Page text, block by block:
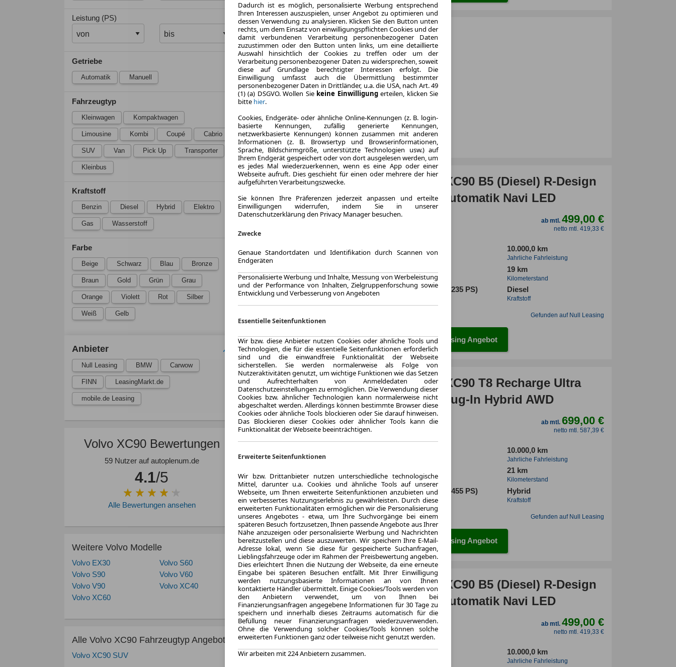
Leistung (PS)
Getriebe
Automatik Manuell
Fahrzeugtyp
Kleinwagen Kompaktwagen
Limousine Kombi Coupé Cabrio
SUV Van Pick Up Transporter
Kleinbus
Kraftstoff
Benzin Diesel Hybrid Elektro
Gas Wasserstoff
Farbe
Beige Schwarz Blau Bronze
Braun Gold Grün Grau
Orange Violett Rot Silber
Weiß Gelb
Anbieter
Null Leasing BMW Carwow
FINN LeasingMarkt.de
mobile.de Leasing
Volvo XC90 Bewertungen
59 Nutzer auf autoplenum.de
4.1/5
Alle Bewertungen ansehen
Weitere Volvo Modelle
Volvo EX30
Volvo S60
Volvo S90
Volvo V60
Volvo V90
Volvo XC40
Volvo XC60
Alle Volvo XC90 Fahrzeugtyp Angebote
Volvo XC90 SUV
Volvo XC90 B5 (Diesel) R-Design
AWD Automatik Navi LED
ab mtl.499,00 €
netto mtl. 419,33 €
10.000,0 km
Jahrliche Fahrleistung
Laufzeit
19 km
Kilometerstand
ca. 173 kW (235 PS) Diesel
Kraftstoff
Gefunden auf Null Leasing
Zum Leasing Angebot
LEASING
Volvo XC90 T8 Recharge Ultra
Dark Plug-In Hybrid AWD
ab mtl.699,00 €
netto mtl. 587,39 €
10.000,0 km
Jahrliche Fahrleistung
Laufzeit
21 km
Kilometerstand
ca. 335 kW (455 PS)
Leistung
Hybrid
Kraftstoff
Gefunden auf Null Leasing
Zum Leasing Angebot
LEASING
Volvo XC90 B5 (Diesel) R-Design
AWD Automatik Navi LED
ab mtl.499,00 €
netto mtl. 419,33 €
6.2022 10.000,0 km
Jahrliche Fahrleistung
LEASING
Dadurch ist es möglich, personalisierte Werbung entsprechend
Ihren Interessen auszuspielen, unser Angebot zu optimieren und
dessen Verwendung zu analysieren. Klicken Sie den Button unten
rechts, um dem Einsatz von einwilligungspflichten Cookies und der
damit verbundenen Verarbeitung personenbezogener Daten
zuzustimmen oder den Button unten links, um eine detaillierte
Auswahl hinsichtlich der Cookies zu treffen oder um der
Verarbeitung personenbezogener Daten zu widersprechen, soweit
diese auf Grundlage berechtigter Interessen erfolgt. Die
Einwilligung umfasst auch die Übermittlung bestimmter
personenbezogener Daten in Drittländer, u.a. die USA, nach Art. 49
(1) (a) DSGVO. Wollen Sie keine Einwilligungerteilen, klicken Sie
bitte hier.
Cookies, Endgeräte- oder ähnliche Online-Kennungen (z. B. login-
basierte Kennungen, zufällig generierte Kennungen,
netzwerkbasierte Kennungen) können zusammen mit anderen
Informationen (z. B. Browsertyp und Browserinformationen,
Sprache, Bildschirmgröße, unterstützte Technologien usw.) auf
Ihrem Endgerät gespeichert oder von dort ausgelesen werden, um
es jedes Mal wiederzuerkennen, wenn es eine App oder einer
Webseite aufruft. Dies geschieht für einen oder mehrere der hier
aufgeführten Verarbeitungszwecke.
Sie können Ihre Präferenzen jederzeit anpassen und erteilte
Einwilligungen widerrufen, indem Sie in unserer
Datenschutzerklärung den Privacy Manager besuchen.
Zwecke
Genaue Standortdaten und Identifikation durch Scannen von
Endgeräten
Personalisierte Werbung und Inhalte, Messung von Werbeleistung
und der Performance von Inhalten, Zielgruppenforschung sowie
Entwicklung und Verbesserung von Angeboten
Essentielle Seitenfunktionen
Wir bzw. diese Anbieter nutzen Cookies oder ähnliche Tools und
Technologien, die für die essentielle Seitenfunktionen erforderlich
sind und die einwandfreie Funktionalität der Webseite
sicherstellen. Sie werden normalerweise als Folge von
Nutzeraktivitäten genutzt, um wichtige Funktionen wie das Setzen
und Aufrechterhalten von Anmeldedaten oder
Datenschutzeinstellungen zu ermöglichen. Die Verwendung dieser
Cookies bzw. ähnlicher Technologien kann normalerweise nicht
abgeschaltet werden. Allerdings können bestimmte Browser diese
Cookies oder ähnliche Tools blockieren oder Sie darauf hinweisen.
Das Blockieren dieser Cookies oder ähnlicher Tools kann die
Funktionalität der Webseite beeinträchtigen.
Erweiterte Seitenfunktionen
Wir bzw. Drittanbieter nutzen unterschiedliche technologische
Mittel, darunter u.a. Cookies und ähnliche Tools auf unserer
Webseite, um Ihnen erweiterte Seitenfunktionen anzubieten und
ein verbessertes Nutzungserlebnis zu gewährleisten. Durch diese
erweiterten Funktionalitäten ermöglichen wir die Personalisierung
unseres Angebotes - etwa, um Ihre Suchvorgänge bei einem
späteren Besuch fortzusetzen, Ihnen passende Angebote aus Ihrer
Nähe anzuzeigen oder personalisierte Werbung und Nachrichten
bereitzustellen und diese auszuwerten. Wir speichern Ihre E-Mail-
Adresse lokal, wenn Sie diese für gespeicherte Suchanfragen,
Lieblingsfahrzeuge oder im Rahmen der Preisbewertung angeben.
Dies erleichtert Ihnen die Nutzung der Webseite, da eine erneute
Eingabe bei späteren Besuchen entfällt. Mit Ihrer Einwilligung
werden nutzungsbasierte Informationen an von Ihnen
kontaktierte Händler übermittelt. Einige Cookies/Tools werden von
den Anbietern verwendet, um von Ihnen bei
Finanzierungsanfragen angegebene Informationen für 30 Tage zu
speichern und innerhalb dieses Zeitraums automatisch für die
Befüllung neuer Finanzierungsanfragen wiederzuverwenden.
Ohne die Verwendung solcher Cookies/Tools können solche
erweiterten Funktionen ganz oder teilweise nicht genutzt werden.
Wir arbeiten mit 224 Anbietern zusammen.